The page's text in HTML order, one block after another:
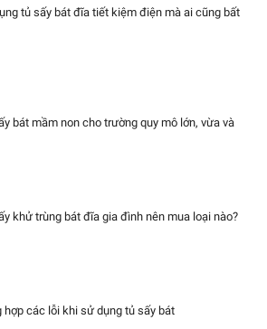
tủ sấy bát đĩa tiết kiệm điện mà ai cũng bất
bát mầm non cho trường quy mô lớn, vừa và
khử trùng bát đĩa gia đình nên mua loại nào?
hợp các lỗi khi sử dụng tủ sấy bát